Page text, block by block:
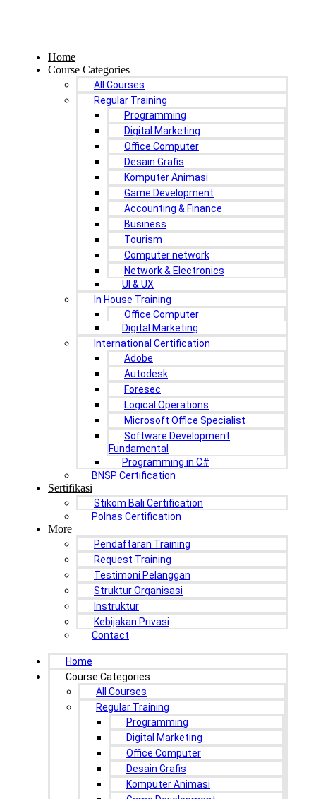
Home
Course Categories
All Courses
Regular Training
Programming
Digital Marketing
Office Computer
Desain Grafis
Komputer Animasi
Game Development
Accounting & Finance
Business
Tourism
Computer network
Network & Electronics
UI & UX
In House Training
Office Computer
Digital Marketing
International Certification
Adobe
Autodesk
Foresec
Logical Operations
Microsoft Office Specialist
Software Development
Fundamental
Programming in C#
BNSP Certification
Sertifikasi
Stikom Bali Certification
Polnas Certification
More
Pendaftaran Training
Request Training
Testimoni Pelanggan
Struktur Organisasi
Instruktur
Kebijakan Privasi
Contact
Home
Course Categories
All Courses
Regular Training
Programming
Digital Marketing
Office Computer
Desain Grafis
Komputer Animasi